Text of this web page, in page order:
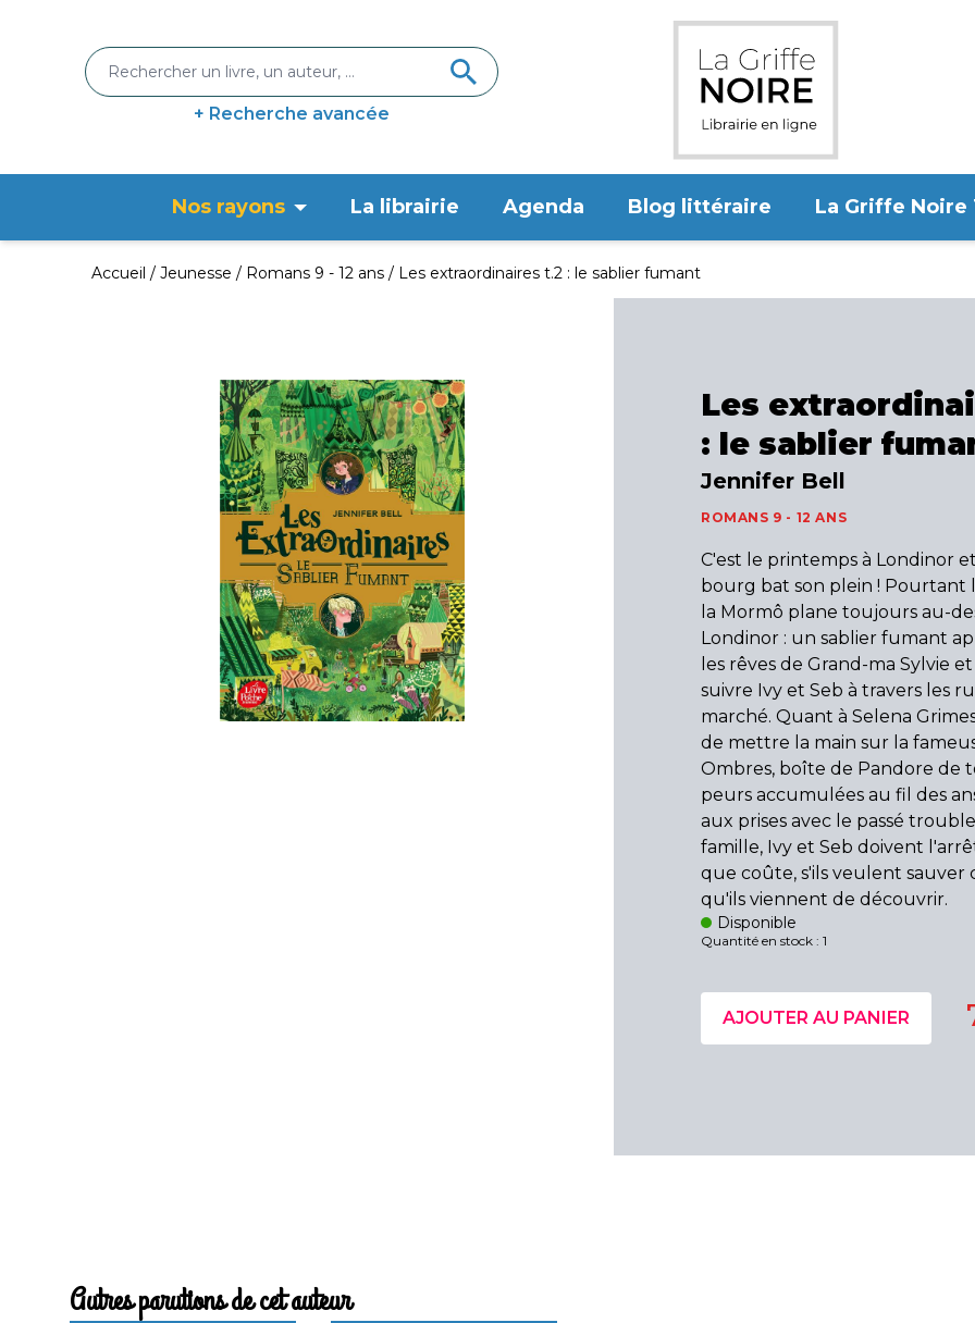
+ Recherche avancée
Nos rayons La librairie Agenda Blog littéraire La Griffe Noire
Accueil Jeunesse Romans 9 - 12 ans Les extraordinaires t.2 : le sablier fumant
Les
: le sablier
Jennifer Bell
ROMANS 9 - 12 ANS
C'est le printemps à Londinor
bourg bat son plein ! Pourtant
la Mormô plane toujours au-
Londinor : un sablier fumant
les rêves de Grand-ma Sylvie
suivre Ivy et Seb à travers les
marché. Quant à Selena
de mettre la main sur la
Ombres, boîte de Pandore de
peurs accumulées au fil des
aux prises avec le passé
famille, Ivy et Seb doivent
que coûte, s'ils veulent sauver
qu'ils viennent de découvrir.
Disponible
Quantité en stock : 1
AJOUTER AU PANIER
Autres parutions de cet auteur